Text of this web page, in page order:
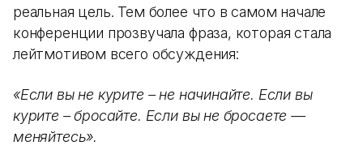
реальная цель. Тем более что в самом начале
конференции прозвучала фраза, которая стала
лейтмотивом всего обсуждения:
«Если вы не курите – не начинайте. Если вы
курите – бросайте. Если вы не бросаете —
меняйтесь».